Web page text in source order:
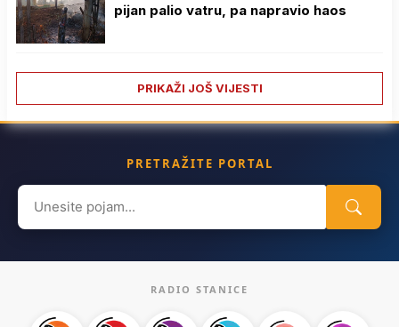
pijan palio vatru, pa napravio haos
PRIKAŽI JOŠ VIJESTI
PRETRAŽITE PORTAL
Search
for:
RADIO STANICE